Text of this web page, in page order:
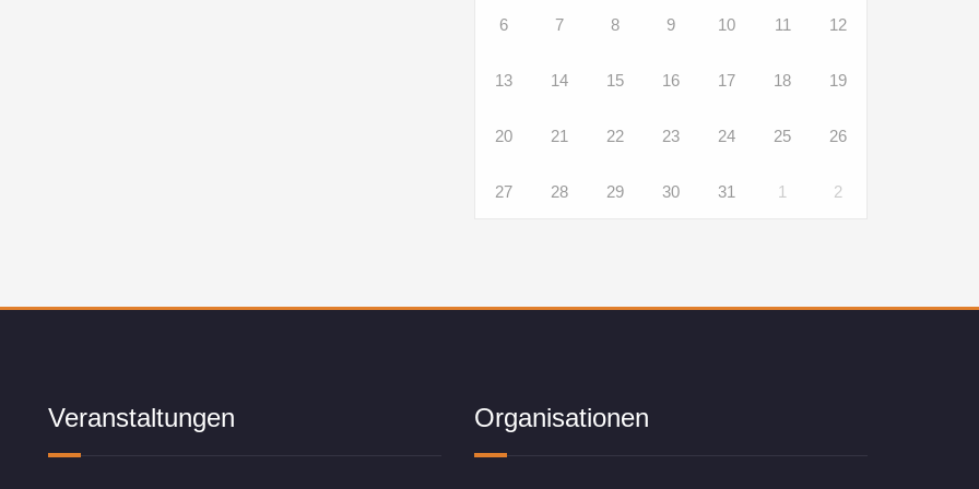
6 7 8 9 10 11 12
13 14 15 16 17 18 19
20 21 22 23 24 25 26
27 28 29 30 31 1 2
Veranstaltungen Organisationen